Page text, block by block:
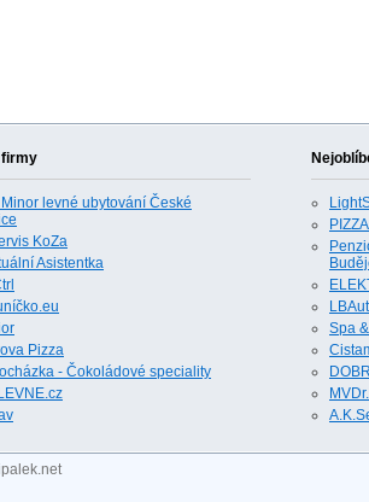
firmy
levné ubytování České
KoZa
Asistentka
Pizza
- Čokoládové speciality
Spa